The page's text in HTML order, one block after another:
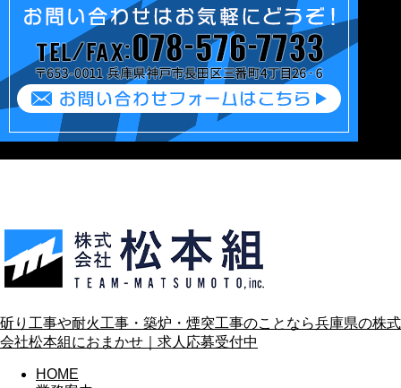
斫り工事や耐火工事・築炉・煙突工事のことなら兵庫県の株式
会社松本組におまかせ｜求人応募受付中
HOME